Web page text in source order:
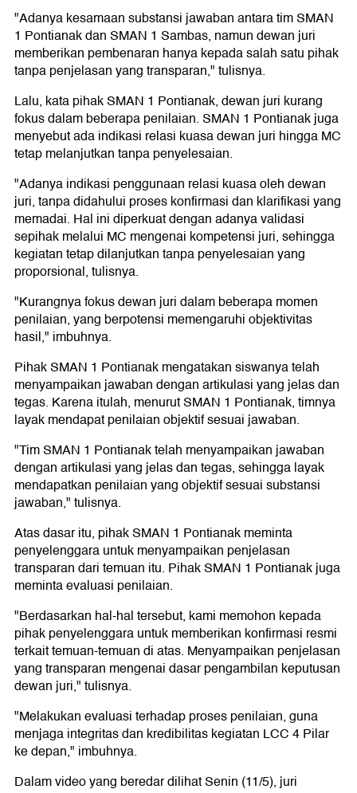
"Adanya kesamaan substansi jawaban antara tim SMAN
1 Pontianak dan SMAN 1 Sambas, namun dewan juri
memberikan pembenaran hanya kepada salah satu pihak
tanpa penjelasan yang transparan," tulisnya.
Lalu, kata pihak SMAN 1 Pontianak, dewan juri kurang
fokus dalam beberapa penilaian. SMAN 1 Pontianak juga
menyebut ada indikasi relasi kuasa dewan juri hingga MC
tetap melanjutkan tanpa penyelesaian.
"Adanya indikasi penggunaan relasi kuasa oleh dewan
juri, tanpa didahului proses konfirmasi dan klarifikasi yang
memadai. Hal ini diperkuat dengan adanya validasi
sepihak melalui MC mengenai kompetensi juri, sehingga
kegiatan tetap dilanjutkan tanpa penyelesaian yang
proporsional, tulisnya.
"Kurangnya fokus dewan juri dalam beberapa momen
penilaian, yang berpotensi memengaruhi objektivitas
hasil," imbuhnya.
Pihak SMAN 1 Pontianak mengatakan siswanya telah
menyampaikan jawaban dengan artikulasi yang jelas dan
tegas. Karena itulah, menurut SMAN 1 Pontianak, timnya
layak mendapat penilaian objektif sesuai jawaban.
"Tim SMAN 1 Pontianak telah menyampaikan jawaban
dengan artikulasi yang jelas dan tegas, sehingga layak
mendapatkan penilaian yang objektif sesuai substansi
jawaban," tulisnya.
Atas dasar itu, pihak SMAN 1 Pontianak meminta
penyelenggara untuk menyampaikan penjelasan
transparan dari temuan itu. Pihak SMAN 1 Pontianak juga
meminta evaluasi penilaian.
"Berdasarkan hal-hal tersebut, kami memohon kepada
pihak penyelenggara untuk memberikan konfirmasi resmi
terkait temuan-temuan di atas. Menyampaikan penjelasan
yang transparan mengenai dasar pengambilan keputusan
dewan juri," tulisnya.
"Melakukan evaluasi terhadap proses penilaian, guna
menjaga integritas dan kredibilitas kegiatan LCC 4 Pilar
ke depan," imbuhnya.
Dalam video yang beredar dilihat Senin (11/5), juri